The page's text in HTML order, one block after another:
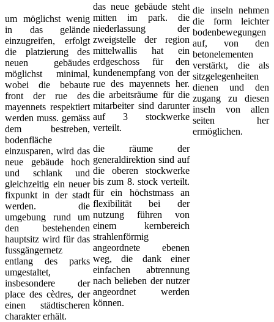
um möglichst wenig
in das gelände
einzugreifen, erfolgt
die platzierung des
neuen gebäudes
möglichst minimal,
wobei die bebaute
front der rue des
mayennets respektiert
werden muss. gemäss
dem bestreben,
bodenfläche
einzusparen, wird das
neue gebäude hoch
und schlank und
gleichzeitig ein neuer
fixpunkt in der stadt
werden. die
umgebung rund um
den bestehenden
hauptsitz wird für das
fussgängernetz
entlang des parks
umgestaltet,
insbesondere der
place des cèdres, der
einen städtischeren
charakter erhält.
das neue gebäude steht
mitten im park. die
niederlassung der
zweigstelle der region
mittelwallis hat ein
erdgeschoss für den
kundenempfang von der
rue des mayennets her.
die arbeitsräume für die
mitarbeiter sind darunter
auf 3 stockwerke
verteilt.
die räume der
generaldirektion sind auf
die oberen stockwerke
bis zum 8. stock verteilt.
für ein höchstmass an
flexibilität bei der
nutzung führen von
einem kernbereich
strahlenförmig
angeordnete ebenen
weg, die dank einer
einfachen abtrennung
nach belieben der nutzer
angeordnet werden
können.
die inseln nehmen
die form leichter
bodenbewegungen
auf, von den
betonelementen
verstärkt, die als
sitzgelegenheiten
dienen und den
zugang zu diesen
inseln von allen
seiten her
ermöglichen.